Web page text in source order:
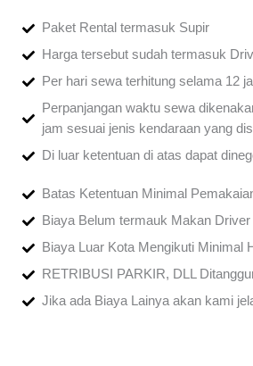
Paket Rental termasuk Supir
Harga tersebut sudah termasuk
Per hari sewa terhitung selama 12
Perpanjangan waktu sewa
jam sesuai jenis kendaraan yang
Di luar ketentuan di atas dapat
Batas Ketentuan Minimal
Biaya Belum termauk Makan Driver
Biaya Luar Kota Mengikuti Minimal
RETRIBUSI PARKIR, DLL
Jika ada Biaya Lainya akan kami